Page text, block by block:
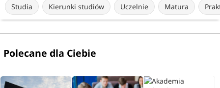
Studia Kierunki studiów Uczelnie Matura
Polecane dla Ciebie